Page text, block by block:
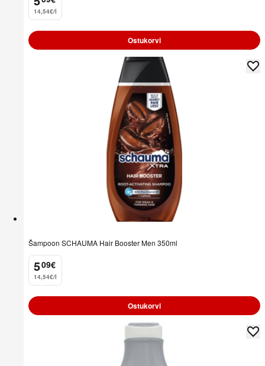
14,54€/l
Ostukorvi
Šampoon SCHAUMA Hair Booster Men 350ml
5
. 09€
14,54€/l
Ostukorvi